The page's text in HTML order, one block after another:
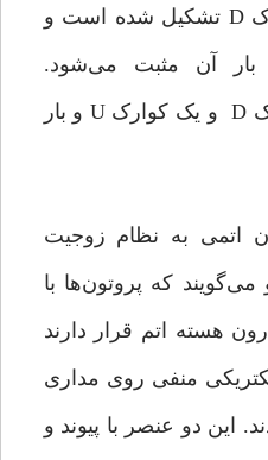
دو کوارک U و یک کوارک D تشکیل شده است و
آن مثبت می‌شود.
نوترون دارای دو کوارک D و یک کوارک U و بار
اتمی به نظام زوجیت
می‌گویند که پروتون‌ها با
هسته اتم قرار دارند
منفی روی مداری
این دو عنصر با پیوند و